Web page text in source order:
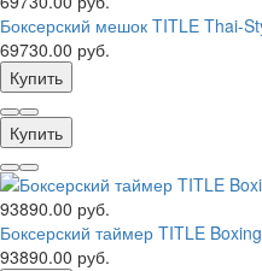
Боксерский мешок TITLE Thai-
69730.00 руб.
Купить
Купить
93890.00 руб.
Боксерский таймер TITLE
93890.00 руб.